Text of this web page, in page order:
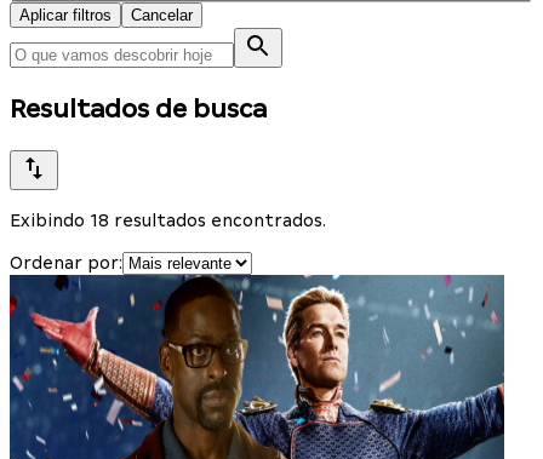
Aplicar filtros Cancelar
Resultados de busca
Exibindo 18 resultados encontrados.
Ordenar por: